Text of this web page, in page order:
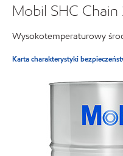
Mobil SHC Chain
Wysokotemperaturowy
Karta charakterystyki